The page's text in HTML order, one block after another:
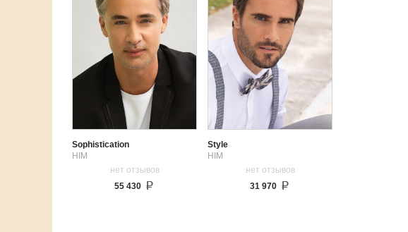
Sophistication
HIM
нет отзывов
55 430
Style
HIM
нет отзывов
31 970